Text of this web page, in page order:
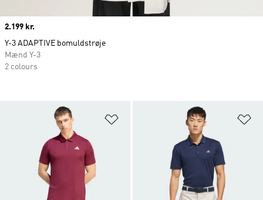
Føj til ønskeliste
Price
2.199 kr.
Y-3 ADAPTIVE bomuldstrøje
Mænd Y-3
2 colours